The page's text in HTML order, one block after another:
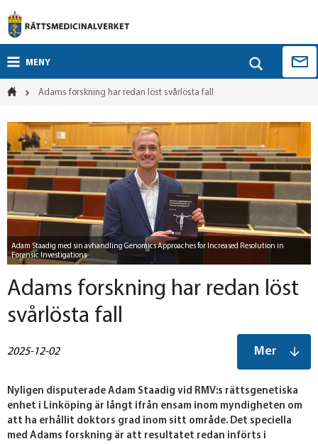
MENY
Adams forskning har redan löst svårlösta fall
Adam Staadig med sin avhandling Genomics Approaches for Increased Resolution in
Forensic Investigations
Adams forskning har redan löst
svårlösta fall
Mer
2025-12-02
Nyligen disputerade Adam Staadig vid RMV:s rättsgenetiska
enhet i Linköping är långt ifrån ensam inom myndigheten om
att ha erhållit doktors grad inom sitt område. Det speciella
med Adams forskning är att resultatet redan införts i